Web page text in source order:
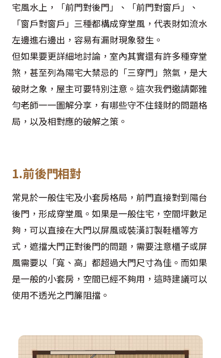
宅風水上，「前門對後門」、「前門對窗戶」、
「窗戶對窗戶」三種都構成穿堂風，代表財如流水
左邊進右邊出，容易有漏財現象發生。
但如果要更詳細地討論，室內其實還有許多種穿堂
煞，甚至列為陽宅大禁忌的「三穿門」煞氣，是大
破財之象，屋主可要特別注意。這次我們邀請鄭雅
勻老師一一圖解分享，有哪些守不住錢財的問題格
局，以及相對應的破解之策。
1.前後門相對
常見於一般住宅及小套房格局，前門直接對到陽台
後門，形成穿堂風。如果是一般住宅，空間坪數足
夠，可以直接在大門以屏風或裝潢訂製鞋櫃等方
式，遮擋大門正對後門的問題，需要注意櫃子或屏
風需要以「寬、高」都超過大門尺寸為佳。而如果
是一般的小套房，空間已經不夠用，這時建議可以
使用不透光之門簾阻擋。